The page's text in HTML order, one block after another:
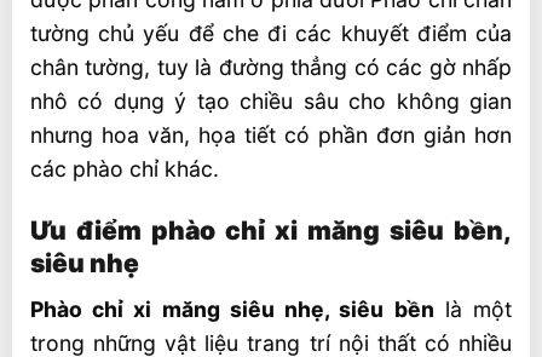
tường chủ yếu để che đi các khuyết điểm của
chân tường, tuy là đường thẳng có các gờ nhấp
nhô có dụng ý tạo chiều sâu cho không gian
nhưng hoa văn, họa tiết có phần đơn giản hơn
các phào chỉ khác.
Ưu điểm phào chỉ xi măng siêu bền,
siêu nhẹ
Phào chỉ xi măng siêu nhẹ, siêu bền là một
trong những vật liệu trang trí nội thất có nhiều